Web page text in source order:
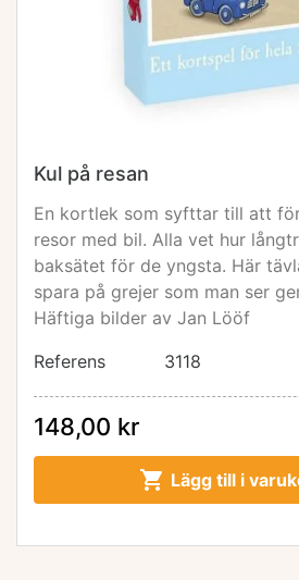
Kul på resan
En kortlek som syfttar till att
resor med bil. Alla vet hur
baksätet för de yngsta. Här
spara på grejer som man ser
Häftiga bilder av Jan Lööf
Referens
3118
148,00 kr
 Lägg till i